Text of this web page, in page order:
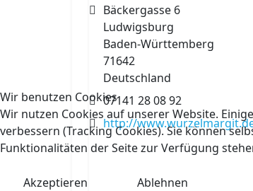
Adresse:
Bäckergasse 6
Ludwigsburg
Baden-Württemberg
71642
Deutschland
Telefon:
07141 28 08 92
Website:
http://
Wir benutzen Cookies
Wir nutzen Cookies auf unserer Website.
verbessern (Tracking Cookies). Sie können
Funktionalitäten der Seite zur Verfügung
Akzeptieren
Ablehnen